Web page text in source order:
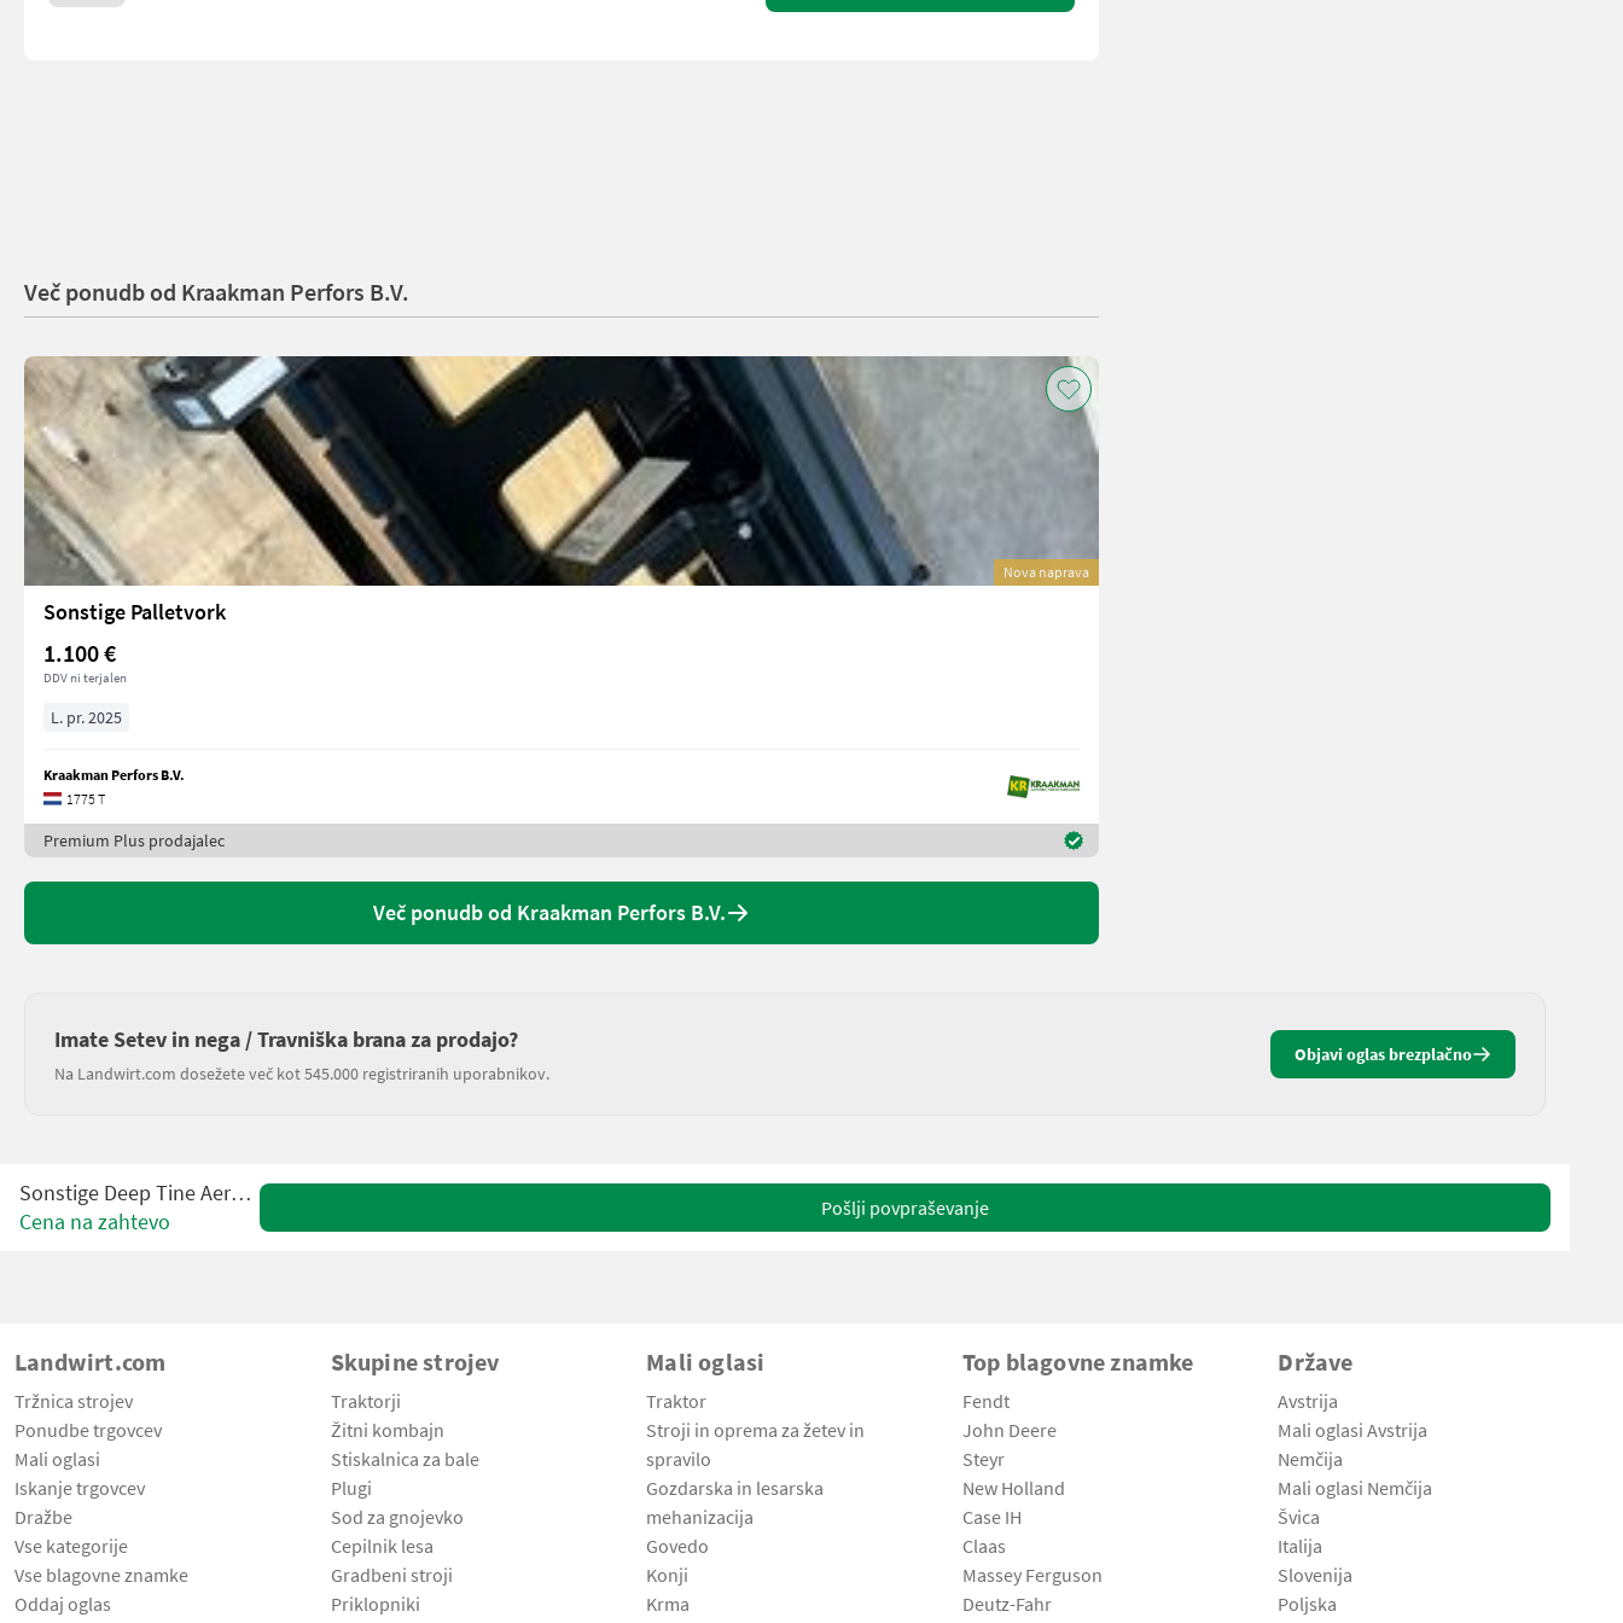
Več ponudb od Kraakman Perfors B.V.
Nova naprava
Sonstige Palletvork
1.100 €
DDV ni terjalen
L. pr. 2025
Kraakman Perfors B.V.
1775 T
Premium Plus prodajalec
Več ponudb od Kraakman Perfors B.V.
Imate Setev in nega / Travniška brana za prodajo?
Na Landwirt.com dosežete več kot 545.000 registriranih uporabnikov.
Objavi oglas brezplačno
Sonstige Deep Tine Aerator 210
Cena na zahtevo
Pošlji povpraševanje
Landwirt.com
Tržnica strojev
Ponudbe trgovcev
Mali oglasi
Iskanje trgovcev
Dražbe
Vse kategorije
Vse blagovne znamke
Oddaj oglas
Skupine strojev
Traktorji
Žitni kombajn
Stiskalnica za bale
Plugi
Sod za gnojevko
Cepilnik lesa
Gradbeni stroji
Priklopniki
Mali oglasi
Traktor
Stroji in oprema za žetev in
spravilo
Gozdarska in lesarska
mehanizacija
Govedo
Konji
Krma
Top blagovne znamke
Fendt
John Deere
Steyr
New Holland
Case IH
Claas
Massey Ferguson
Deutz-Fahr
Države
Avstrija
Mali oglasi Avstrija
Nemčija
Mali oglasi Nemčija
Švica
Italija
Slovenija
Poljska